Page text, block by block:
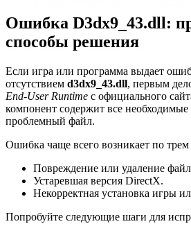
Ошибка D3dx9_43.dll:
способы решения
Если игра или программа выдает
отсутствием d3dx9_43.dll, первым
End-User Runtime с официального
компонент содержит все
проблемный файл.
Ошибка чаще всего возникает по
Повреждение или удаление
Устаревшая версия DirectX.
Некорректная установка игры
Попробуйте следующие шаги для